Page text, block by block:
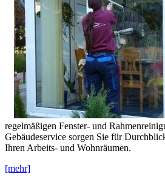
regelmäßigen Fenster- und
Gebäudeservice sorgen Sie für
Ihren Arbeits- und Wohnräumen.
[mehr]